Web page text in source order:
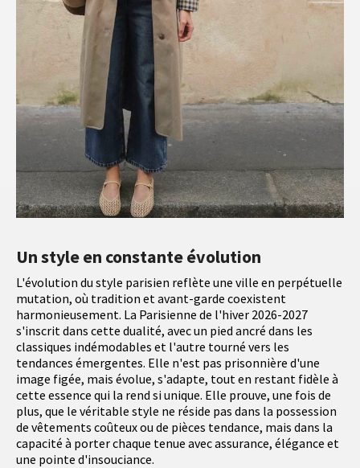
Un style en constante évolution
L'évolution du style parisien reflète une ville en perpétuelle
mutation, où tradition et avant-garde coexistent
harmonieusement. La Parisienne de l'hiver 2026-2027
s'inscrit dans cette dualité, avec un pied ancré dans les
classiques indémodables et l'autre tourné vers les
tendances émergentes. Elle n'est pas prisonnière d'une
image figée, mais évolue, s'adapte, tout en restant fidèle à
cette essence qui la rend si unique. Elle prouve, une fois de
plus, que le véritable style ne réside pas dans la possession
de vêtements coûteux ou de pièces tendance, mais dans la
capacité à porter chaque tenue avec assurance, élégance et
une pointe d'insouciance.